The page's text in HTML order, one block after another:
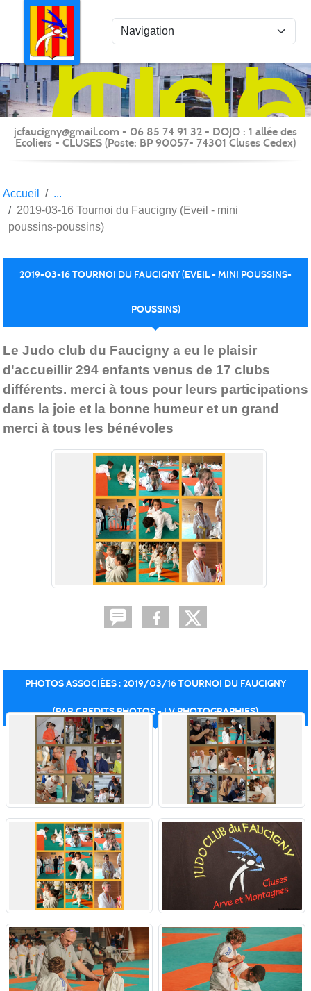
Judo
du
-
jcfaucigny@gmail.com - 06 85 74 91 32 - DOJO : 1 allée des
Ecoliers - CLUSES (Poste: BP 90057- 74301 Cluses Cedex)
Accueil
2019-03-16 Tournoi du Faucigny (Eveil - mini
poussins-poussins)
2019-03-16 TOURNOI DU FAUCIGNY (EVEIL - MINI POUSSINS-
POUSSINS)
Le Judo club du Faucigny a eu le plaisir
d'accueillir 294 enfants venus de 17 clubs
différents. merci à tous pour leurs participations
dans la joie et la bonne humeur et un grand
merci à tous les bénévoles
PHOTOS ASSOCIÉES : 2019/03/16 TOURNOI DU FAUCIGNY
(PAR CREDITS PHOTOS - LV PHOTOGRAPHIES)
Panneau de gestion des cookies